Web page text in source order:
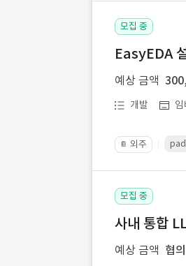
모집 중
EasyEDA
예상 금액
개발
📔 외주
모집 중
사내 통합
예상 금액 협